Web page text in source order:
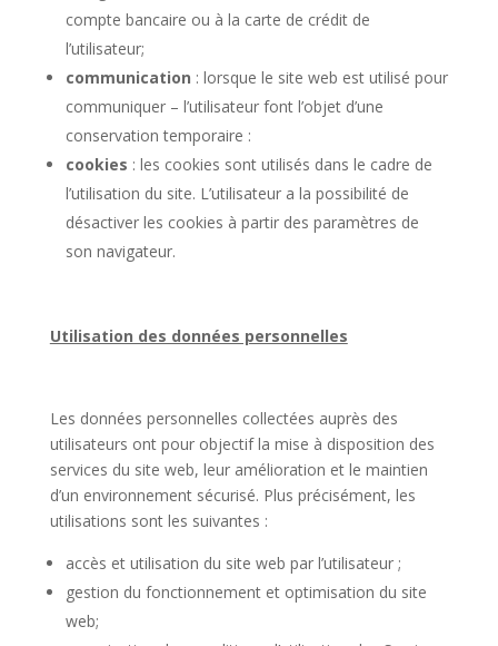
compte bancaire ou à la carte de crédit de
l’utilisateur;
communication : lorsque le site web est utilisé pour
communiquer – l’utilisateur font l’objet d’une
conservation temporaire :
cookies : les cookies sont utilisés dans le cadre de
l’utilisation du site. L’utilisateur a la possibilité de
désactiver les cookies à partir des paramètres de
son navigateur.
Utilisation des données personnelles
Les données personnelles collectées auprès des
utilisateurs ont pour objectif la mise à disposition des
services du site web, leur amélioration et le maintien
d’un environnement sécurisé. Plus précisément, les
utilisations sont les suivantes :
accès et utilisation du site web par l’utilisateur ;
gestion du fonctionnement et optimisation du site
web;